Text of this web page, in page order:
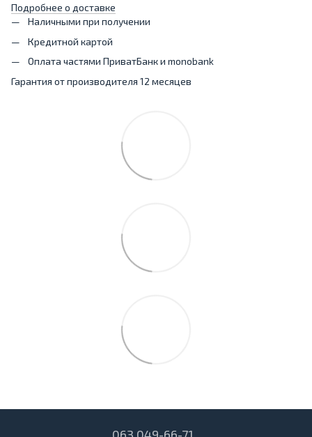
Подробнее о доставке
Наличными при получении
Кредитной картой
Оплата частями ПриватБанк и monobank
Гарантия от производителя 12 месяцев
063 049-66-71